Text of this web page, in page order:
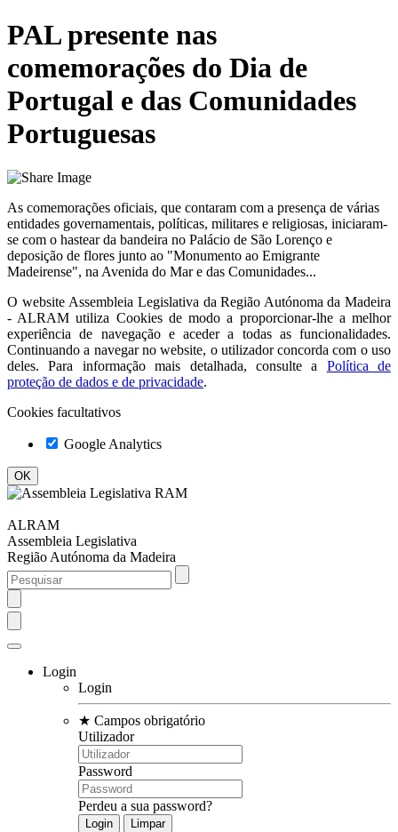
PAL presente nas
comemorações do Dia de
Portugal e das Comunidades
Portuguesas
As comemorações oficiais, que contaram com a presença de várias
entidades governamentais, políticas, militares e religiosas, iniciaram-
se com o hastear da bandeira no Palácio de São Lorenço e
deposição de flores junto ao "Monumento ao Emigrante
Madeirense", na Avenida do Mar e das Comunidades...
O website Assembleia Legislativa da Região Autónoma da Madeira
- ALRAM utiliza Cookies de modo a proporcionar-lhe a melhor
experiência de navegação e aceder a todas as funcionalidades.
Continuando a navegar no website, o utilizador concorda com o uso
deles. Para informação mais detalhada, consulte a
Política de
proteção de dados e de privacidade.
Cookies facultativos
Google Analytics
ALRAM
Assembleia Legislativa
Região Autónoma da Madeira
Login
Login
★ Campos obrigatório
Utilizador
Password
Perdeu a sua password?